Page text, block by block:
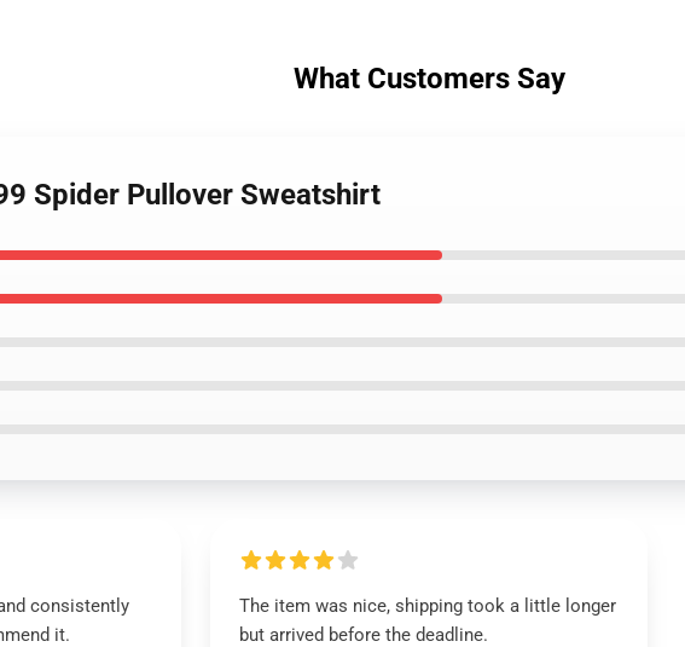
What Customers Say
Spider Pullover Sweatshirt
consistently
it.
The item was nice, shipping took a little longer
but arrived before the deadline.